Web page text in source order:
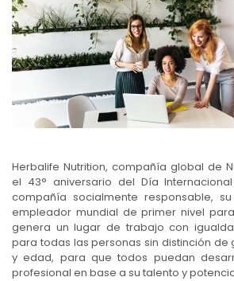
Herbalife Nutrition, compañía global de
el 43° aniversario del Día
compañía socialmente responsable,
empleador mundial de primer nivel
genera un lugar de trabajo con
para todas las personas sin distinción de
y edad, para que todos puedan
profesional en base a su talento y